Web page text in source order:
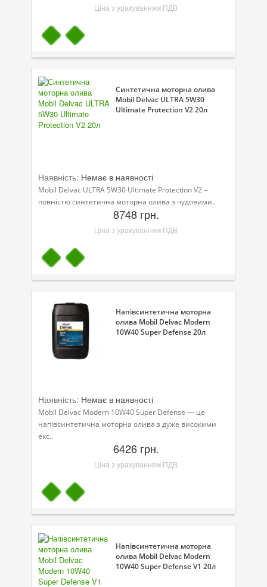
Мастила
Спеціальні програми
Моторна олива для мотоцикла
Оливи для зброї
Промислова програма
Технологічні рідини
Зимова програма
Ціна з урахуванням ПДВ
Синтетична моторна олива
Mobil Delvac ULTRA 5W30
Ultimate Protection V2 20л
Наявність: Немає в наявності
Mobil Delvac ULTRA 5W30 Ultimate Protection V2 –
повністю синтетична моторна олива з чудовими..
8748 грн.
Ціна з урахуванням ПДВ
Напівсинтетична моторна
олива Mobil Delvac Modern
10W40 Super Defense 20л
Наявність: Немає в наявності
Mobil Delvac Modern 10W40 Super Defense — це
напівсинтетична моторна олива з дуже високими
екс..
6426 грн.
Ціна з урахуванням ПДВ
Напівсинтетична моторна
олива Mobil Delvac Modern
10W40 Super Defense V1 20л